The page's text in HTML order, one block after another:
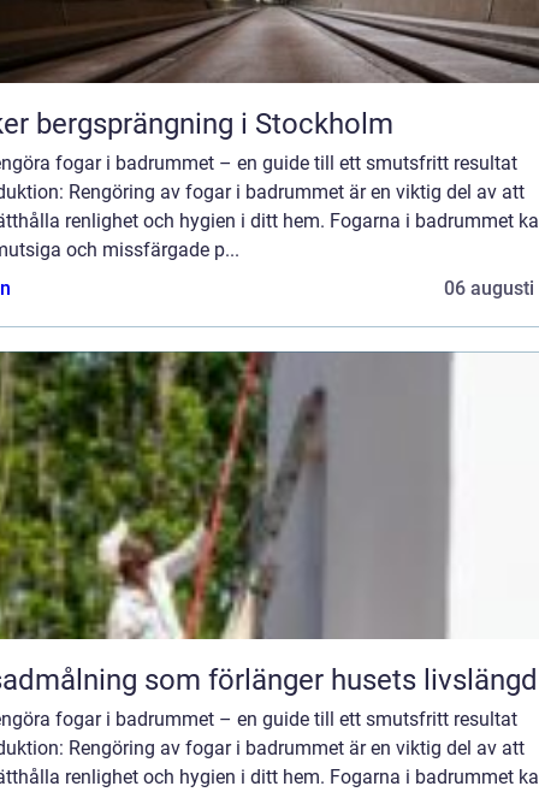
bergsprängning i Stockholm
fogar i badrummet – en guide till ett smutsfritt resultat
Rengöring av fogar i badrummet är en viktig del av att
renlighet och hygien i ditt hem. Fogarna i badrummet
och missfärgade p...
06 augusti
som förlänger husets livslängd
fogar i badrummet – en guide till ett smutsfritt resultat
Rengöring av fogar i badrummet är en viktig del av att
renlighet och hygien i ditt hem. Fogarna i badrummet